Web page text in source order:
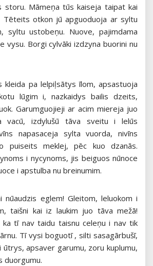
storu. Māmeņa tūs kaiseja taipat kai
Tēteits otkon jū apguoduoja ar syltu
syltu ustobeņu. Nuove, pajimdama
vysu. Borgi cylvāki izdzyna buorini nu
kleida pa lelpiļsātys īlom, apsastuoja
lūgim i, nazkaidys bailis dzeits,
Garumguojieji ar acim miereja juo
vacū, izdylušū tāva sveitu i lelūs
napasaceja sylta vuorda, nivīns
puiseits meklej, pēc kuo dzanās.
i nycynoms, jis beiguos nūnoce
i apstulba nu breinumim.
nūaudzis eglem! Gleitom, leluokom i
taišni kai iz laukim juo tāva mežā!
ka tī nav taidu taisnu celeņu i nav tik
Tī vysi boguotī , silti sasagārbušī,
apsaver garumu, zoru kuplumu,
duorgumu.